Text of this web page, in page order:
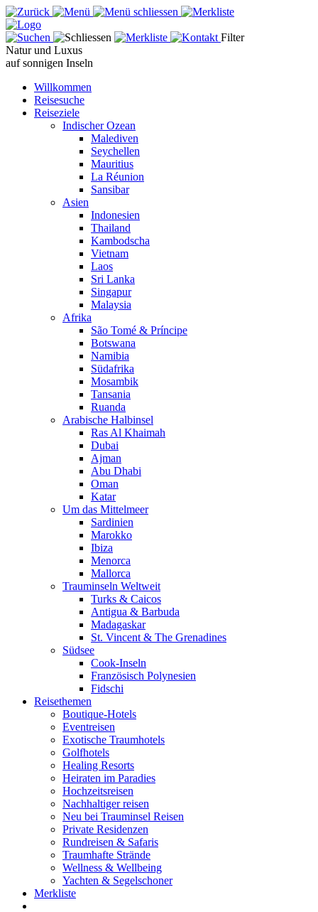
Filter
Natur und Luxus
auf sonnigen Inseln
Willkommen
Reisesuche
Reiseziele
Indischer Ozean
Malediven
Seychellen
Mauritius
La Réunion
Sansibar
Asien
Indonesien
Thailand
Kambodscha
Vietnam
Laos
Sri Lanka
Singapur
Malaysia
Afrika
São Tomé & Príncipe
Botswana
Namibia
Südafrika
Mosambik
Tansania
Ruanda
Arabische Halbinsel
Ras Al Khaimah
Dubai
Ajman
Abu Dhabi
Oman
Katar
Um das Mittelmeer
Sardinien
Marokko
Ibiza
Menorca
Mallorca
Trauminseln Weltweit
Turks & Caicos
Antigua & Barbuda
Madagaskar
St. Vincent & The Grenadines
Südsee
Cook-Inseln
Französisch Polynesien
Fidschi
Reisethemen
Boutique-Hotels
Eventreisen
Exotische Traumhotels
Golfhotels
Healing Resorts
Heiraten im Paradies
Hochzeitsreisen
Nachhaltiger reisen
Neu bei Trauminsel Reisen
Private Residenzen
Rundreisen & Safaris
Traumhafte Strände
Wellness & Wellbeing
Yachten & Segelschoner
Merkliste